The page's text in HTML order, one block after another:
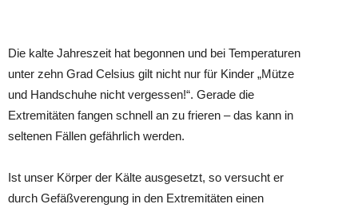
Die kalte Jahreszeit hat begonnen und bei Temperaturen
unter zehn Grad Celsius gilt nicht nur für Kinder „Mütze
und Handschuhe nicht vergessen!“. Gerade die
Extremitäten fangen schnell an zu frieren – das kann in
seltenen Fällen gefährlich werden.
Ist unser Körper der Kälte ausgesetzt, so versucht er
durch Gefäßverengung in den Extremitäten einen